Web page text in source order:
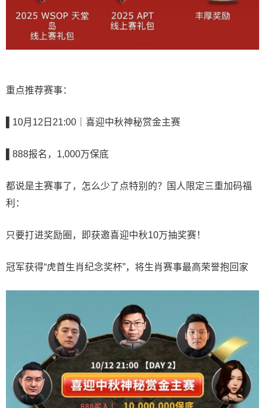
重点推荐赛事：
▌10月12日21:00｜喜迎中秋神秘赏金主赛
▌888报名，1,000万保底
都说是主赛事了，怎么少了点特别的？国人限定三重加码福
利：
只要打进奖励圈，即获邀喜迎中秋10万抽奖赛！
冠军获得“虎首生肖纪念奖杯”，将生肖赛事最高荣誉抱回家